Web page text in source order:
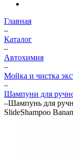
Главная
–
Каталог
–
Автохимия
–
Мойка и чистка
–
Шампуни для
–Шампунь для
SlideShampoo